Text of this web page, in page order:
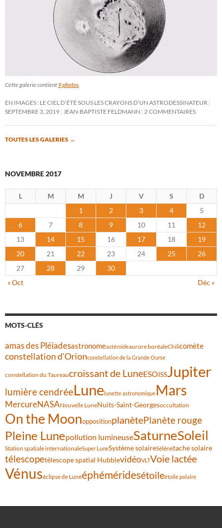
Cette galerie contient 9 photos.
EN IMAGES : LE CIEL D’ÉTÉ SOUS LES CRAYONS D’UN ASTRODESSINATEUR
SEPTEMBRE 3, 2019 JEAN-BAPTISTE FELDMANN 2 COMMENTAIRES
TOUTES LES GALERIES →
NOVEMBRE 2017
L M M J V S
D
1
2 3 4
5
6
7 8 9 10 11
12
13
14 15 16 17 18
19
20
21 22 23 24 25
26
27
28 29
30
« Oct
Déc »
MOTS-CLÉS
amas des Pléiadesastronomeastéroïdeaurore boréaleChilicomète
constellation d'Orionconstellation de la Grande Ourse
constellation du Taureaucroissant de LuneESOISSJupiter
lumière cendréeLune lunette astronomiqueMars
MercureNASANouvelle LuneNuits-Saint-Georgesoccultation
On the MoonoppositionplanètePlanète rouge
Pleine Lunepollution lumineuseSaturneSoleil
Station spatiale internationaleSuper LuneSystème solaireSélénétache solaire
télescopetélescope spatial HubblevidéoVLTVoie lactée
Vénuséclipse de Luneéphéméridesétoileétoile polaire